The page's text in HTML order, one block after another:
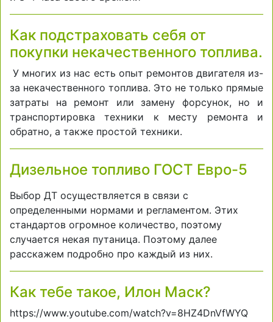
Как подстраховать себя от
покупки некачественного топлива.
У многих из нас есть опыт ремонтов двигателя из-
за некачественного топлива. Это не только прямые
затраты на ремонт или замену форсунок, но и
транспортировка техники к месту ремонта и
обратно, а также простой техники.
Дизельное топливо ГОСТ Евро-5
Выбор ДТ осуществляется в связи с
определенными нормами и регламентом. Этих
стандартов огромное количество, поэтому
случается некая путаница. Поэтому далее
расскажем подробно про каждый из них.
Как тебе такое, Илон Маск?
https://www.youtube.com/watch?v=8HZ4DnVfWYQ